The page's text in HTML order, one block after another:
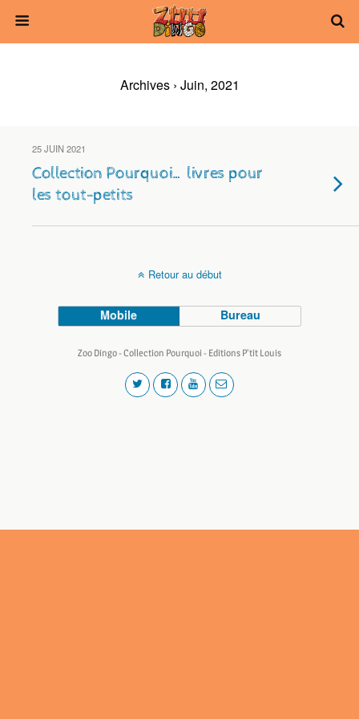
Archives › Juin, 2021
25 JUIN 2021
Collection Pourquoi… livres pour
les tout-petits
Retour au début
Mobile Bureau
Zoo Dingo - Collection Pourquoi - Editions P'tit Louis